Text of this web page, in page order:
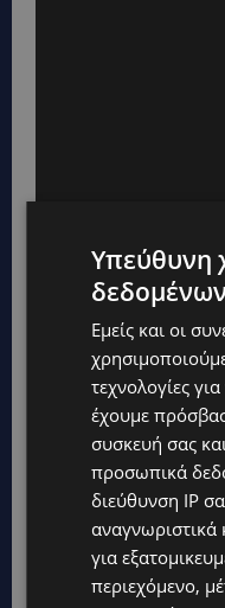
Υπεύθυνη
Εμείς και οι
τεχνολογίες
έχουμε
συσκευή σας
προσωπικά
διεύθυνση IP
αναγνωριστικά
για
περιεχόμενο,